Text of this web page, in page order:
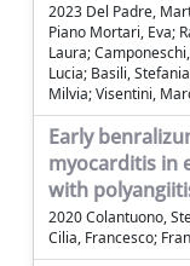
2023 Del Padre,
Piano Mortari, Eva;
Laura;
Lucia; Basili,
Milvia; Visentini,
Early
myocarditis in
with
2020 Colantuono,
Cilia, Francesco;